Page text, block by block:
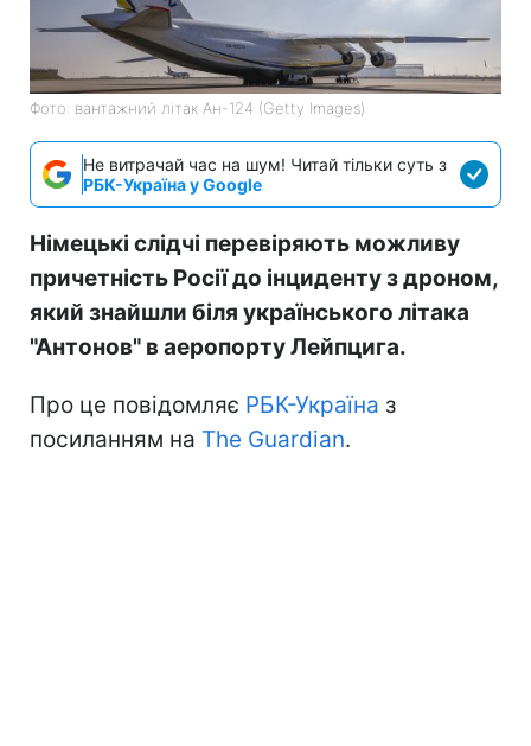
Фото: вантажний літак Ан-124 (Getty Images)
Не витрачай час на шум! Читай тільки суть з
РБК-Україна у Google
Німецькі слідчі перевіряють можливу
причетність Росії до інциденту з дроном,
який знайшли біля українського літака
"Антонов" в аеропорту Лейпцига.
Про це повідомляє РБК-Україна з
посиланням на The Guardian.